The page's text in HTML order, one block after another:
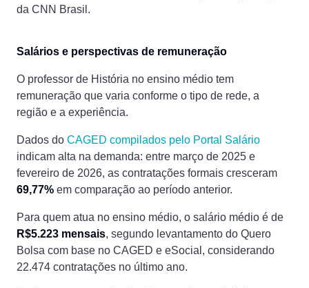
da CNN Brasil.
Salários e perspectivas de remuneração
O professor de História no ensino médio tem
remuneração que varia conforme o tipo de rede, a
região e a experiência.
Dados do CAGED compilados pelo Portal Salário
indicam alta na demanda: entre março de 2025 e
fevereiro de 2026, as contratações formais cresceram
69,77% em comparação ao período anterior.
Para quem atua no ensino médio, o salário médio é de
R$5.223 mensais, segundo levantamento do Quero
Bolsa com base no CAGED e eSocial, considerando
22.474 contratações no último ano.